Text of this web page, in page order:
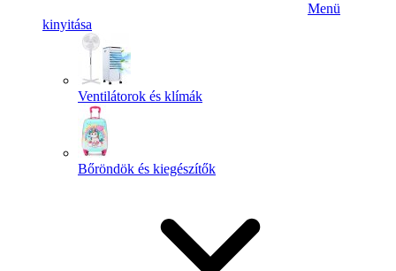
Menü
kinyitása
Ventilátorok és klímák
Bőröndök és kiegészítők